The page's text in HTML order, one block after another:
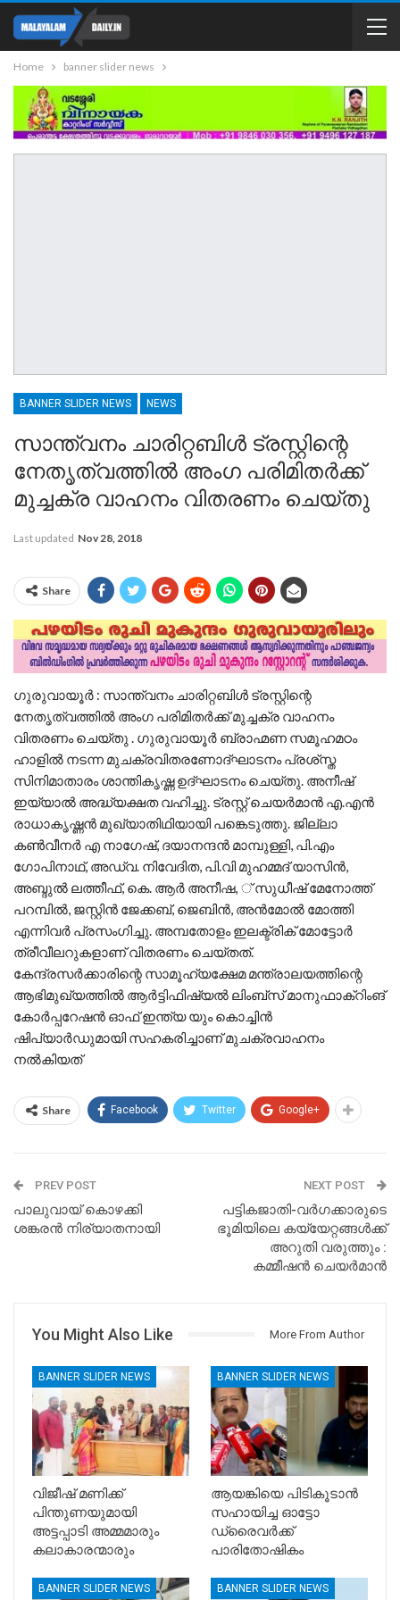
Home banner slider news
BANNER SLIDER NEWS NEWS
സാന്ത്വനം ചാരിറ്റബിൾ ട്രസ്റ്റിന്റെ
നേതൃത്വത്തിൽ അംഗ പരിമിതർക്ക്
മുച്ചക്ര വാഹനം വിതരണം ചെയ്തു
Last updated Nov 28, 2018
Share
ഗുരുവായൂർ : സാന്ത്വനം ചാരിറ്റബിൾ ട്രസ്റ്റിന്റെ
നേതൃത്വത്തിൽ അംഗ പരിമിതർക്ക് മുച്ചക്ര വാഹനം
വിതരണം ചെയ്തു . ഗുരുവായൂർ ബ്രാഹ്മണ സമൂഹമഠം
ഹാളിൽ നടന്ന മുചക്രവിതരണോദ്ഘാടനം പ്രശ്‌സ്ത
സിനിമാതാരം ശാന്തികൃഷ്ണ ഉദ്ഘാടനം ചെയ്തു. അനീഷ്
ഇയ്യാൽ അദ്ധ്യക്ഷത വഹിച്ചു. ട്രസ്റ്റ് ചെയർമാൻ എ.എൻ
രാധാകൃഷ്ണൻ മുഖ്യാതിഥിയായി പങ്കെടുത്തു. ജില്ലാ
കൺവീനർ എ നാഗേഷ്, ദയാനന്ദൻ മാമ്പുള്ളി, പി.എം
ഗോപിനാഥ്, അഡ്വ. നിവേദിത, പി.വി മുഹമ്മദ് യാസിൻ,
അബ്ദുൽ ലത്തീഫ്, കെ. ആർ അനീഷ, ് സുധീഷ് മേനോത്ത്
പറമ്പിൽ, ജസ്റ്റിൻ ജേക്കബ്, ജെബിൻ, അൻമോൽ മോത്തി
എന്നിവർ പ്രസംഗിച്ചു. അമ്പതോളം ഇലക്ട്രിക് മോട്ടോർ
ത്രീവീലറുകളാണ് വിതരണം ചെയ്തത്.
കേന്ദ്രസർക്കാരിന്റെ സാമൂഹ്യക്ഷേമ മന്ത്രാലയത്തിന്റെ
ആഭിമുഖ്യത്തിൽ ആർട്ടിഫിഷ്യൽ ലിംബ്‌സ് മാനുഫാക്‌റിംങ്
കോർപ്പറേഷൻ ഓഫ് ഇന്ത്യ യും കൊച്ചിൻ
ഷിപ്യാർഡുമായി സഹകരിച്ചാണ് മുചക്രവാഹനം
നൽകിയത്
Share Facebook Twitter Google+
PREV POST
പാലുവായ് കൊഴക്കി
ശങ്കരൻ നിര്യാതനായി
NEXT POST
പട്ടികജാതി-വര്‍ഗക്കാരുടെ
ഭൂമിയിലെ കയ്യേറ്റങ്ങള്‍ക്ക്
അറുതി വരുത്തും :
കമ്മീഷന്‍ ചെയര്‍മാന്‍
You Might Also Like More From Author
BANNER SLIDER NEWS
വിജീഷ് മണിക്ക്
പിന്തുണയുമായി
അട്ടപ്പാടി അമ്മമാരും
കലാകാരന്മാരും
BANNER SLIDER NEWS
ആയങ്കിയെ പിടികൂടാൻ
സഹായിച്ച ഓട്ടോ
ഡ്രൈവർക്ക്
പാരിതോഷികം
BANNER SLIDER NEWS BANNER SLIDER NEWS